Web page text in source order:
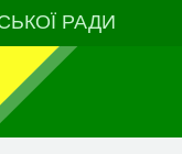
РАДИ